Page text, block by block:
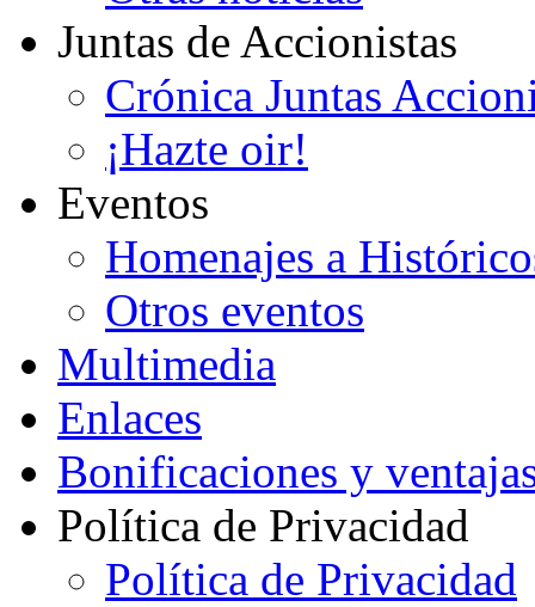
Juntas de Accionistas
Crónica Juntas
¡Hazte oir!
Eventos
Homenajes a
Otros eventos
Multimedia
Enlaces
Bonificaciones y
Política de Privacidad
Política de Privacidad